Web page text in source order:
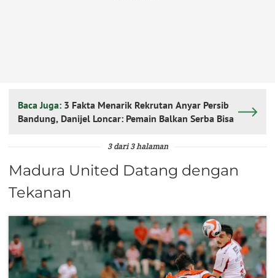
Baca Juga: 3 Fakta Menarik Rekrutan Anyar Persib
Bandung, Danijel Loncar: Pemain Balkan Serba Bisa
3 dari 3 halaman
Madura United Datang dengan
Tekanan